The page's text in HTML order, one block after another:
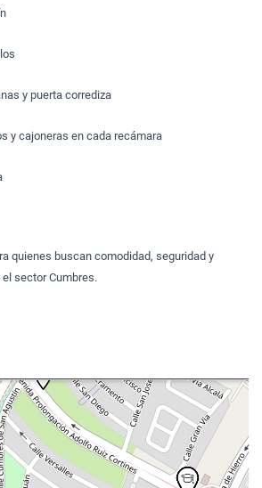
y puerta corrediza
y cajoneras en cada recámara
quienes buscan comodidad, seguridad y
sector Cumbres.